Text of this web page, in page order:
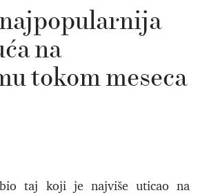
na
tokom meseca
taj koji je najviše uticao na